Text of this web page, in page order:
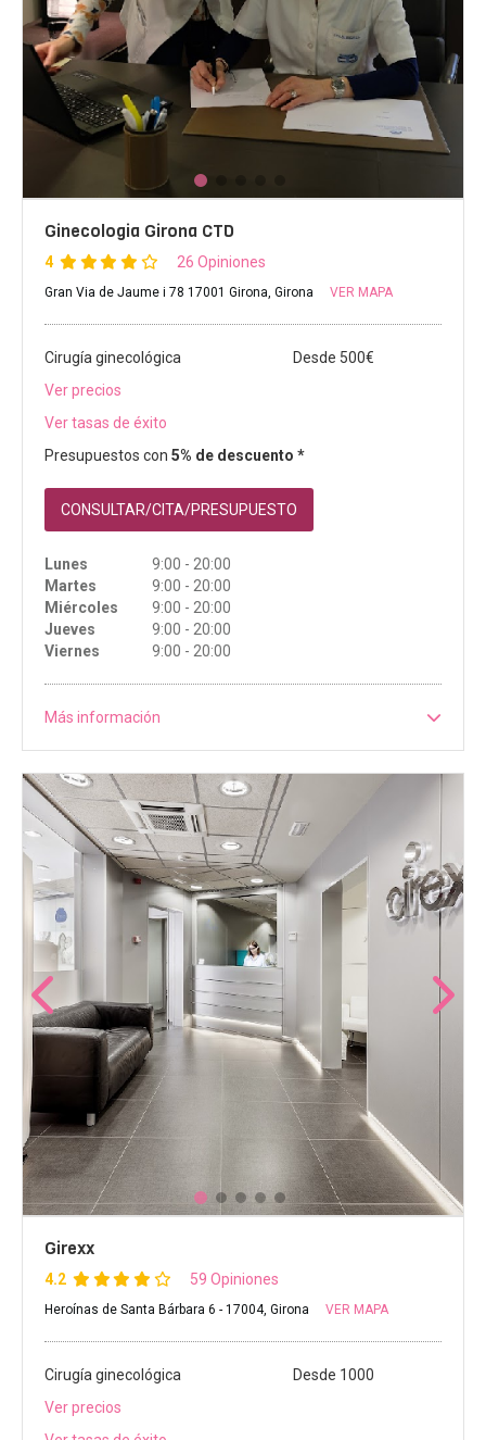
Ginecologia Girona CTD
4 26 Opiniones
Gran Via de Jaume i 78 17001 Girona, Girona VER MAPA
Cirugía ginecológica
Desde 500€
Ver precios
Ver tasas de éxito
Presupuestos con 5% de descuento *
CONSULTAR/CITA/PRESUPUESTO
Lunes
9:00 - 20:00
Martes
9:00 - 20:00
Miércoles
9:00 - 20:00
Jueves
9:00 - 20:00
Viernes
9:00 - 20:00
Más información
Girexx
4.2 59 Opiniones
Heroínas de Santa Bárbara 6 - 17004, Girona VER MAPA
Cirugía ginecológica
Desde 1000
Ver precios